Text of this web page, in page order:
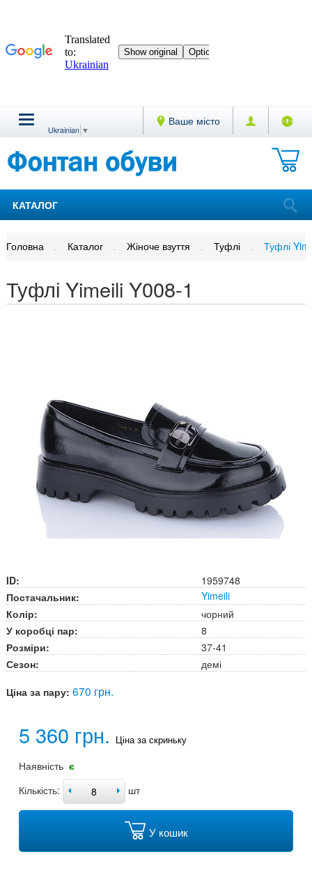
Ваше місто
Ukrainian ▼
КАТАЛОГ
Головна Каталог Жіноче взуття Туфлі Туфлі
Туфлі Yimeili Y008-1
ID:
1959748
Постачальник:
Yimeili
Колір:
чорний
У коробці пар:
8
Розміри:
37-41
Сезон:
демі
Ціна за пару: 670 грн.
5 360 грн. Ціна за скриньку
Наявність є
Кількість:
шт
У кошик